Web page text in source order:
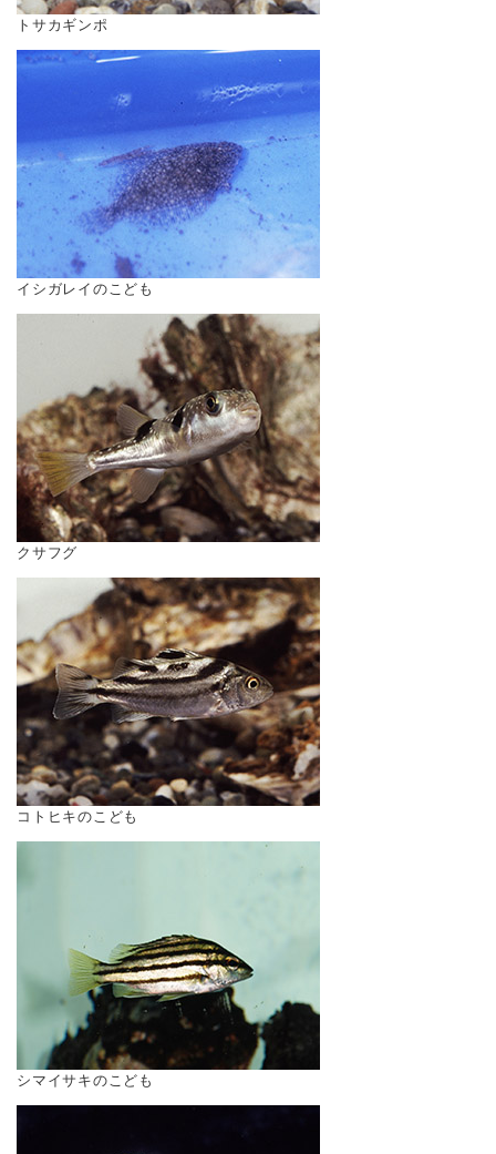
トサカギンポ
イシガレイのこども
クサフグ
コトヒキのこども
シマイサキのこども